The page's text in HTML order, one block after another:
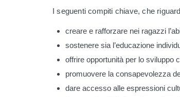
I seguenti compiti chiave, che
creare e rafforzare nei ragazzi
sostenere sia l’educazione
offrire opportunità per lo sviluppo
promuovere la consapevolezza
dare accesso alle espressioni